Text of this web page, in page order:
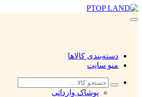
دسته‌بندی کالاها
منو سایت
پوشاک وارداتی